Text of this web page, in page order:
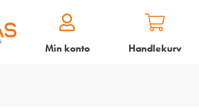
Min konto Handlekurv